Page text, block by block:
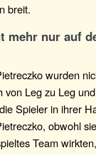
breit.
mehr nur auf
wurden
von Leg zu Leg
Spieler in ihrer
obwohl
Team